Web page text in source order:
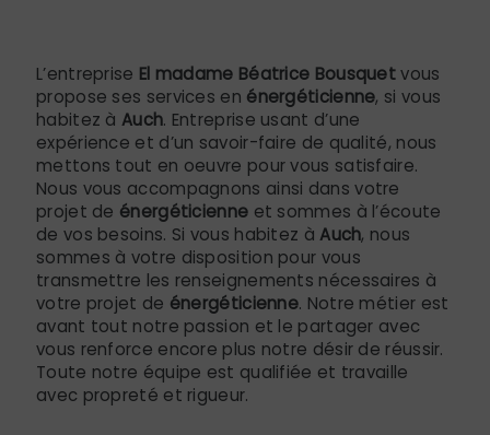
L’entreprise El madame Béatrice Bousquetvous
propose ses services en énergéticienne, si vous
habitez àAuch. Entreprise usant d’une
expérience et d’un savoir-faire de qualité, nous
mettons tout en oeuvre pour vous satisfaire.
Nous vous accompagnons ainsi dans votre
projet de énergéticienne et sommes à l’écoute
de vos besoins. Si vous habitez àAuch, nous
sommes à votre disposition pour vous
transmettre les renseignements nécessaires à
votre projet de énergéticienne. Notre métier est
avant tout notre passion et le partager avec
vous renforce encore plus notre désir de réussir.
Toute notre équipe est qualifiée et travaille
avec propreté et rigueur.